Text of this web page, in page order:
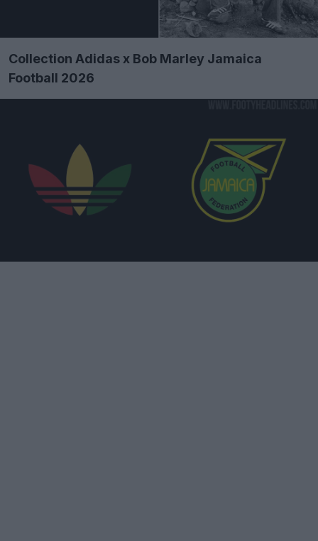
Collection Adidas x Bob Marley Jamaica
Football 2026